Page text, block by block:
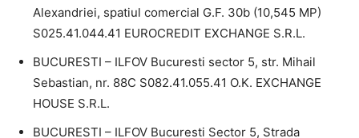
Alexandriei, spatiul comercial G.F. 30b (10,545 MP)
S025.41.044.41 EUROCREDIT EXCHANGE S.R.L.
BUCURESTI – ILFOV Bucuresti sector 5, str. Mihail
Sebastian, nr. 88C S082.41.055.41 O.K. EXCHANGE
HOUSE S.R.L.
BUCURESTI – ILFOV Bucuresti Sector 5, Strada